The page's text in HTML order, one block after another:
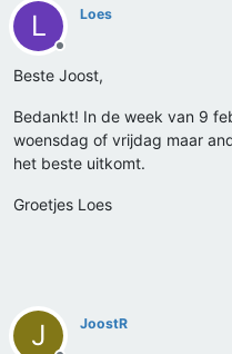
L
Offline
Loes
Beste Joost,
Bedankt! In de week van 9
woensdag of vrijdag maar
het beste uitkomt.
Groetjes Loes
J JoostR